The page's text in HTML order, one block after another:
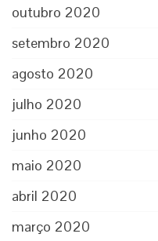
outubro 2020
setembro 2020
agosto 2020
julho 2020
junho 2020
maio 2020
abril 2020
março 2020